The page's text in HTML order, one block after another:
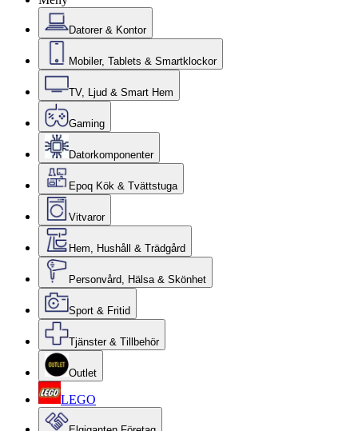
Datorer & Kontor
Mobiler, Tablets & Smartklockor
TV, Ljud & Smart Hem
Gaming
Datorkomponenter
Epoq Kök & Tvättstuga
Vitvaror
Hem, Hushåll & Trädgård
Personvård, Hälsa & Skönhet
Sport & Fritid
Tjänster & Tillbehör
Outlet
LEGO